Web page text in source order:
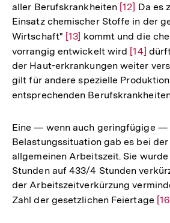
aller Berufskrankheiten Zur
Auflösung
der
Fußnote
[12] Da es
Einsatz chemischer Stoffe in der
Wirtschaft" Zur
Auflösung
der
Fußnote
[13] kommt und die
vorrangig entwickelt wird Zur
der
Fußnote
[14]
der Haut-erkrankungen weiter
gilt für andere spezielle
entsprechenden
Eine — wenn auch geringfügige —
Belastungssituation gab es bei
allgemeinen Arbeitszeit. Sie wurde
Stunden auf 433/4 Stunden
der Arbeitszeitverkürzung
Zahl der gesetzlichen Feiertage